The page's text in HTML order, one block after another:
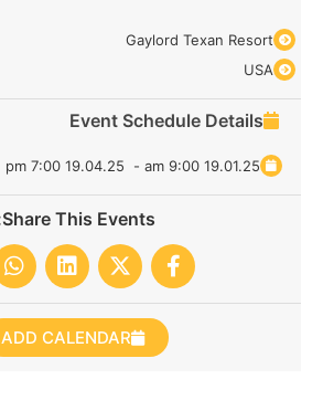
Gaylord Texan Resort
USA
Event Schedule Details
19.01.25 9:00 am
-
Share This Events:
ADD CALENDAR